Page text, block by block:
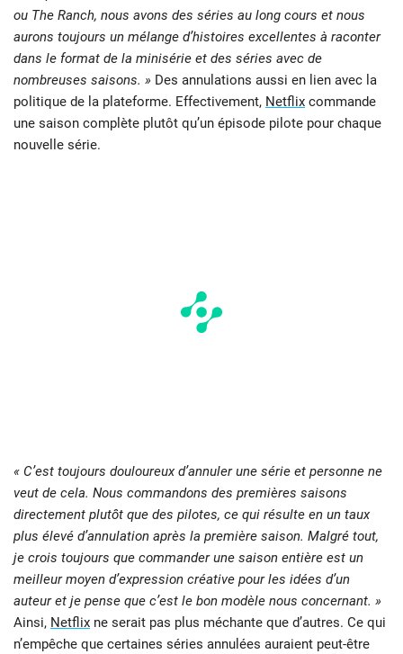
ou The Ranch, nous avons des séries au long cours et nous
aurons toujours un mélange d’histoires excellentes à raconter
dans le format de la minisérie et des séries avec de
nombreuses saisons. » Des annulations aussi en lien avec la
politique de la plateforme. Effectivement, Netflix commande
une saison complète plutôt qu’un épisode pilote pour chaque
nouvelle série.
« C’est toujours douloureux d’annuler une série et personne ne
veut de cela. Nous commandons des premières saisons
directement plutôt que des pilotes, ce qui résulte en un taux
plus élevé d’annulation après la première saison. Malgré tout,
je crois toujours que commander une saison entière est un
meilleur moyen d’expression créative pour les idées d’un
auteur et je pense que c’est le bon modèle nous concernant. »
Ainsi, Netflix ne serait pas plus méchante que d’autres. Ce qui
n’empêche que certaines séries annulées auraient peut-être